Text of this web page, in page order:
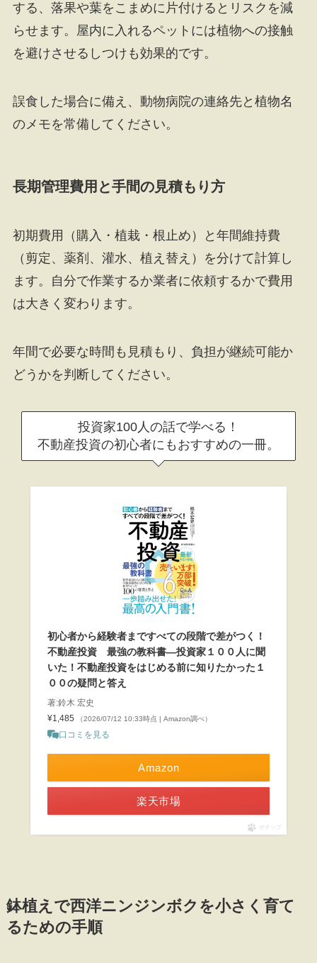
する、落果や葉をこまめに片付けるとリスクを減
らせます。屋内に入れるペットには植物への接触
を避けさせるしつけも効果的です。
誤食した場合に備え、動物病院の連絡先と植物名
のメモを常備してください。
長期管理費用と手間の見積もり方
初期費用（購入・植栽・根止め）と年間維持費
（剪定、薬剤、灌水、植え替え）を分けて計算し
ます。自分で作業するか業者に依頼するかで費用
は大きく変わります。
年間で必要な時間も見積もり、負担が継続可能か
どうかを判断してください。
投資家100人の話で学べる！
不動産投資の初心者にもおすすめの一冊。
初心者から経験者まですべての段階で差がつく！
不動産投資 最強の教科書―投資家１００人に聞
いた！不動産投資をはじめる前に知りたかった１
００の疑問と答え
著:鈴木 宏史
¥1,485
（2026/07/12 10:33時点 | Amazon調べ）
口コミを見る
Amazon
楽天市場
ポチップ
鉢植えで西洋ニンジンボクを小さく育て
るための手順